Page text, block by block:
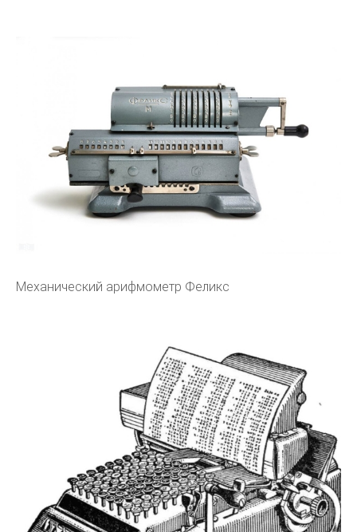
Механический арифмометр Феликс